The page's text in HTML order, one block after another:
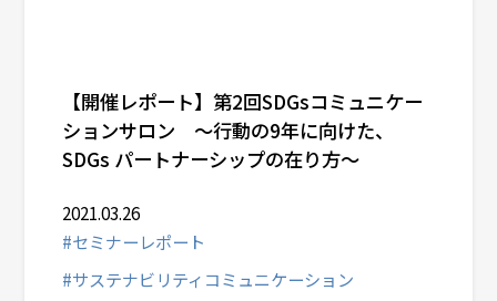
【開催レポート】第2回SDGsコミュニケー
ションサロン ～行動の9年に向けた、
SDGs パートナーシップの在り方～
2021.03.26
#セミナーレポート
#サステナビリティコミュニケーション